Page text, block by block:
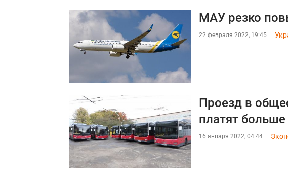
МАУ резко
22 февраля 2022, 19:45
Проезд в
платят больше
16 января 2022, 04:44